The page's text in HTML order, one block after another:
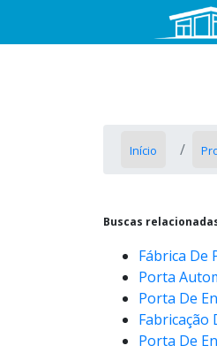
Início
Buscas
Fábrica De
Porta
Porta De
Fabricação
Porta De